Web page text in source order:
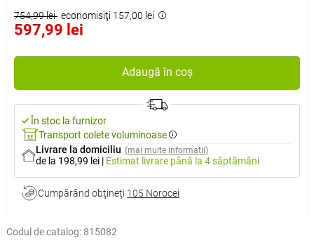
754,99 lei economisiţi 157,00 lei
597,99 lei
Adaugă în coș
În stoc la furnizor
Transport colete voluminoase
Livrare la domiciliu (mai multe informații)
de la 198,99 lei | Estimat livrare până la 4 săptămâni
Cumpărând obţineţi 105 Norocei
Codul de catalog: 815082